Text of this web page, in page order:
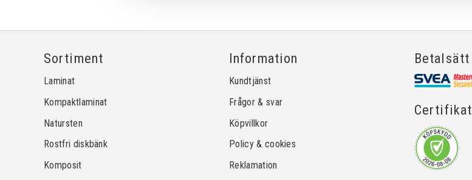
Sortiment
Laminat
Kompaktlaminat
Natursten
Rostfri diskbänk
Komposit
Information
Kundtjänst
Frågor & svar
Köpvillkor
Policy & cookies
Reklamation
Betalsätt
Certifikat